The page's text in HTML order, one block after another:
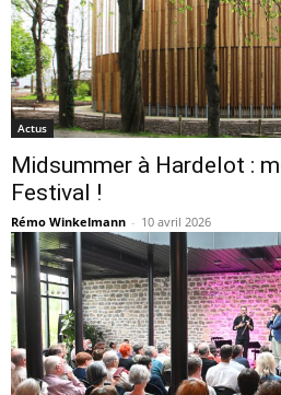
Actus
Midsummer à Hardelot :
Festival !
Rémo Winkelmann - 10 avril 2026